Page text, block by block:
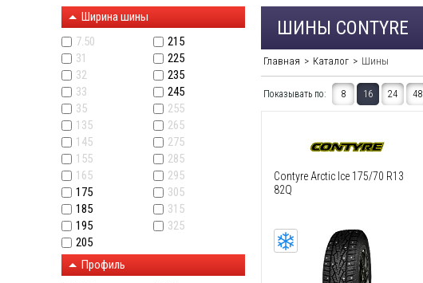
Ширина шины
7.50
31
32
33
35
135
145
155
165
175
185
195
205
215
225
235
245
255
265
275
285
295
305
315
325
Профиль
ШИНЫ CONTYRE
Главная Каталог Шины
Показывать по: 8 16 24 48
Contyre Arctic Ice 175/70 R13
82Q